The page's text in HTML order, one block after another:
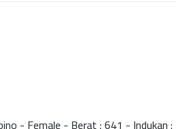
- Female - Berat : 641 - Indukan :